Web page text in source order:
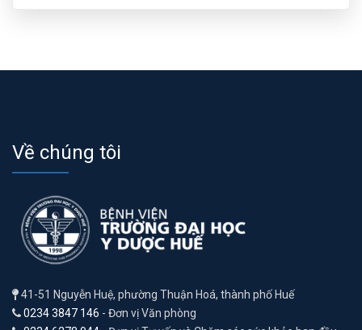
Về chúng tôi
41-51 Nguyễn Huệ, phường Thuận Hoá, thành phố Huế
0234 3847 146 - Đơn vị Văn phòng